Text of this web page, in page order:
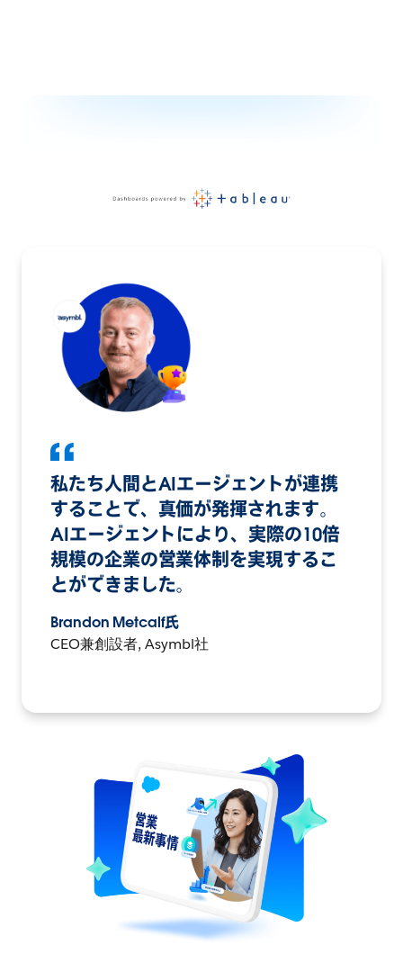
私たち人間とAIエージェントが連携
することで、真価が発揮されます。
AIエージェントにより、実際の10倍
規模の企業の営業体制を実現するこ
とができました。
Brandon Metcalf氏
CEO兼創設者, Asymbl社